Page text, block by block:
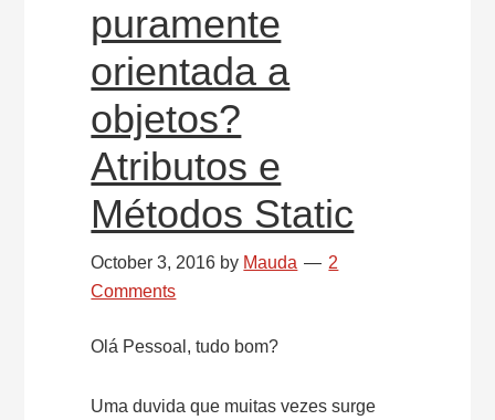
puramente
orientada a
objetos?
Atributos e
Métodos Static
October 3, 2016 by Mauda
2
Comments
Olá Pessoal, tudo bom?
Uma duvida que muitas vezes surge